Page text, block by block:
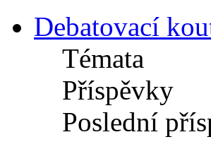
Debatovací
Témata
Příspěvky
Poslední